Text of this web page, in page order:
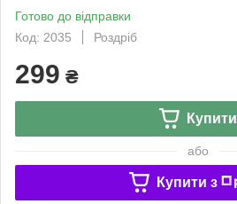
Готово до відправки
Код: 2035
Роздріб
299 ₴
Купити
або
Купити з